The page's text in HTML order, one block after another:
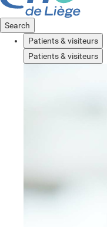
Search
Patients & visiteurs
Patients & visiteurs